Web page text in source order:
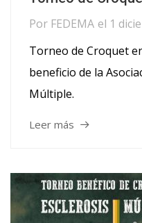
Por FEDEMA el 1
Torneo de Croquet
beneficio de la
Múltiple.
Leer más